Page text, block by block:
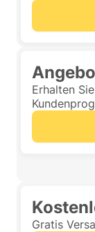
Erhalten
Gratis